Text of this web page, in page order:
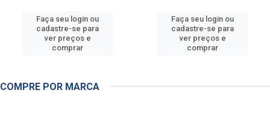
Faça seu login ou
cadastre-se para
ver preços e
comprar
Faça seu login ou
cadastre-se para
ver preços e
comprar
COMPRE POR MARCA